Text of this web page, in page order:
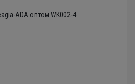
ADA оптом WK002-4